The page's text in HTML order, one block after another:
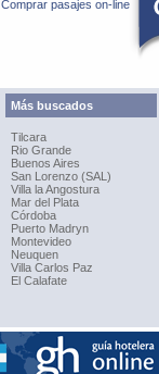
Comprar pasajes on-line
Más buscados
Tilcara
Rio Grande
Buenos Aires
San Lorenzo (SAL)
Villa la Angostura
Mar del Plata
Córdoba
Puerto Madryn
Montevideo
Neuquen
Villa Carlos Paz
El Calafate